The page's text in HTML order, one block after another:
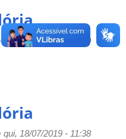
18/07/2019 - 11:40
18/07/2019 - 11:38